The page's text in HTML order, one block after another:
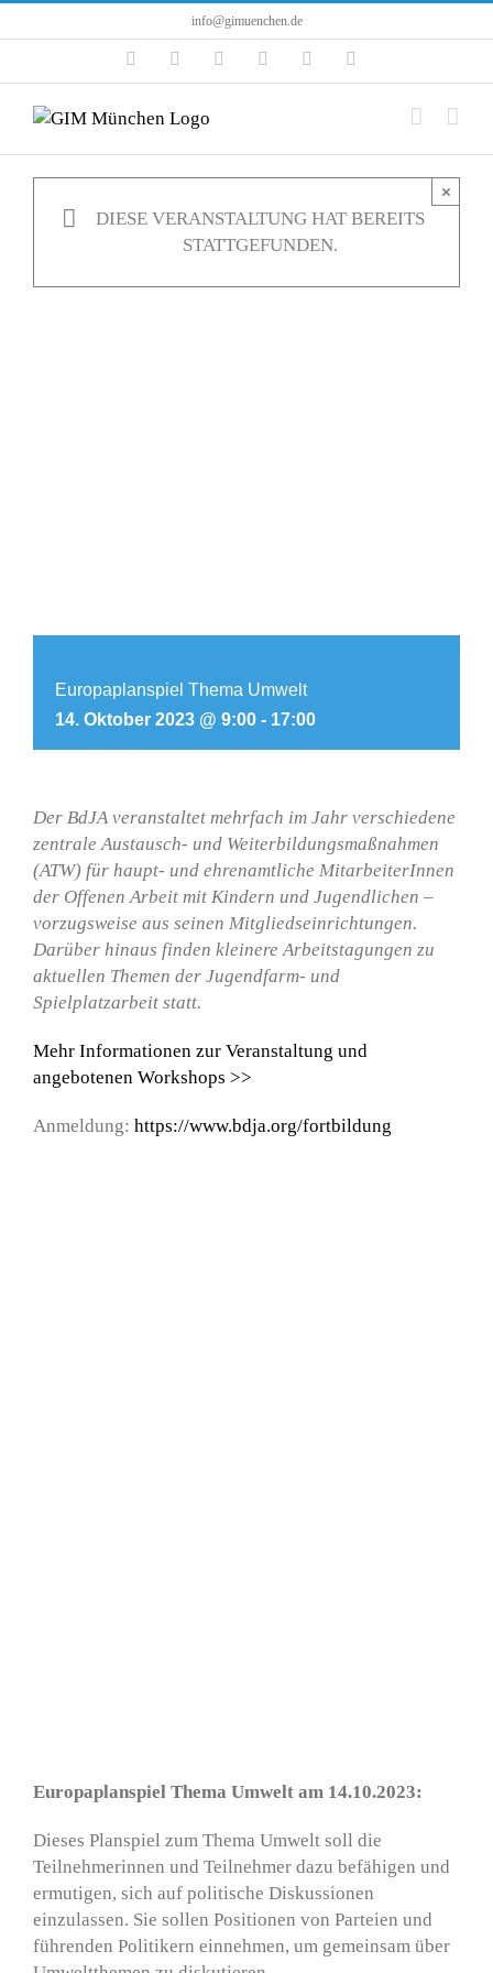
Inhalt
info@gimuenchen.de
FacebookInstagramLinkedIn YouTube
DIESE VERANSTALTUNG HAT BEREITS
STATTGEFUNDEN.
×
Europaplanspiel Thema Umwelt
14. Oktober 2023 @ 9:00 - 17:00
Der BdJA veranstaltet mehrfach im Jahr verschiedene
zentrale Austausch- und Weiterbildungsmaßnahmen
(ATW) für haupt- und ehrenamtliche MitarbeiterInnen
der Offenen Arbeit mit Kindern und Jugendlichen –
vorzugsweise aus seinen Mitgliedseinrichtungen.
Darüber hinaus finden kleinere Arbeitstagungen zu
aktuellen Themen der Jugendfarm- und
Spielplatzarbeit statt.
Mehr Informationen zur Veranstaltung und
angebotenen Workshops >>
Anmeldung: https://www.bdja.org/fortbildung
Europaplanspiel Thema Umwelt am 14.10.2023:
Dieses Planspiel zum Thema Umwelt soll die
Teilnehmerinnen und Teilnehmer dazu befähigen und
ermutigen, sich auf politische Diskussionen
einzulassen. Sie sollen Positionen von Parteien und
führenden Politikern einnehmen, um gemeinsam über